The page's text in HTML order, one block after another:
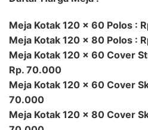
Meja Kotak 120 x 60 Polos :
Meja Kotak 120 x 80 Polos :
Meja Kotak 120 x 60 Cover
Rp. 70.000
Meja Kotak 120 x 60 Cover
70.000
Meja Kotak 120 x 80 Cover